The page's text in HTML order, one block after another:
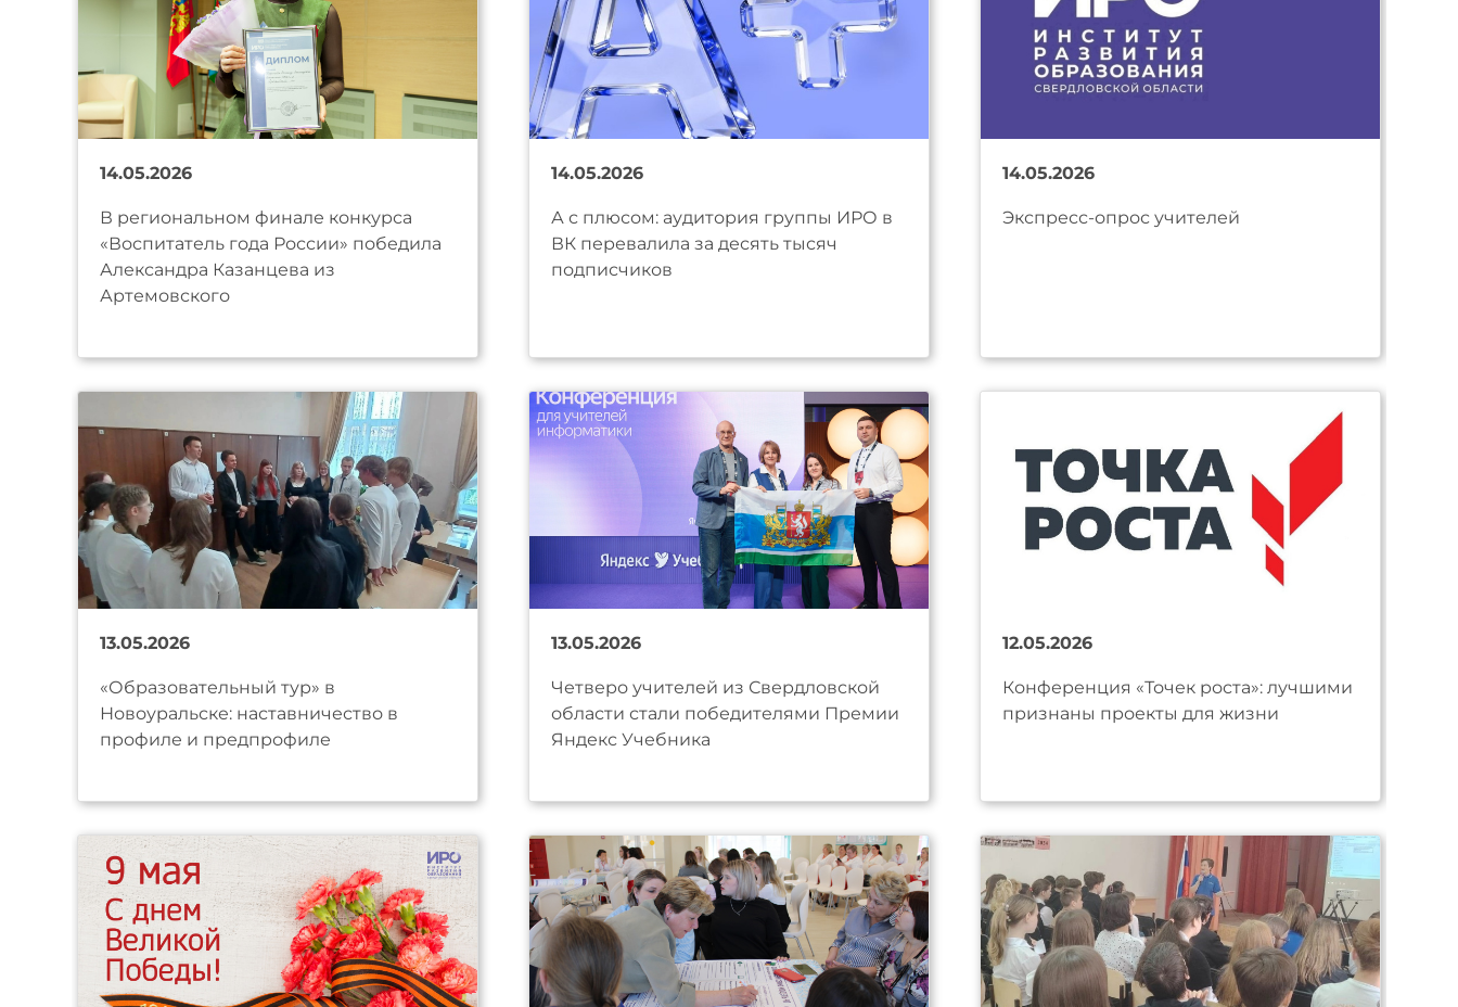
14.05.2026
В региональном финале конкурса
«Воспитатель года России» победила
Александра Казанцева из
Артемовского
14.05.2026
А с плюсом: аудитория группы ИРО в
ВК перевалила за десять тысяч
подписчиков
14.05.2026
Экспресс-опрос учителей
13.05.2026
«Образовательный тур» в
Новоуральске: наставничество в
профиле и предпрофиле
13.05.2026
Четверо учителей из Свердловской
области стали победителями Премии
Яндекс Учебника
12.05.2026
Конференция «Точек роста»: лучшими
признаны проекты для жизни